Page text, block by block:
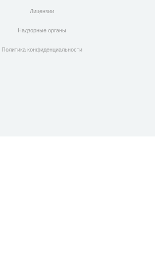
Лицензии
Надзорные органы
Политика конфиденциальности